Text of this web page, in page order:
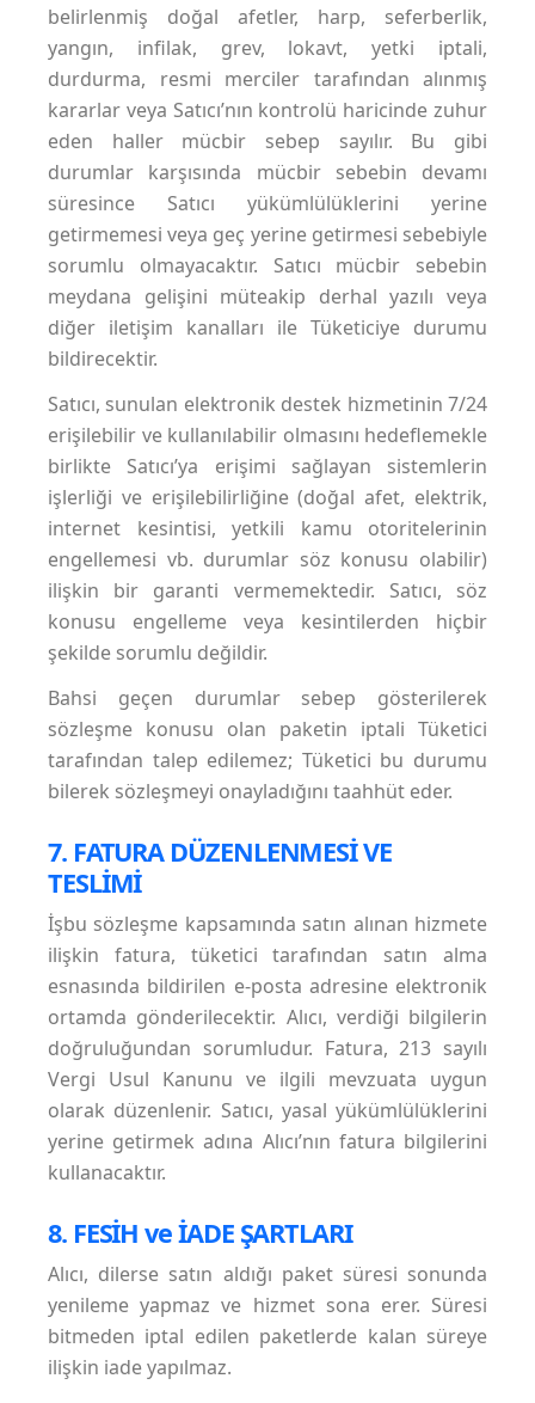
belirlenmiş doğal afetler, harp, seferberlik,
yangın, infilak, grev, lokavt, yetki iptali,
durdurma, resmi merciler tarafından alınmış
kararlar veya Satıcı’nın kontrolü haricinde zuhur
eden haller mücbir sebep sayılır. Bu gibi
durumlar karşısında mücbir sebebin devamı
süresince Satıcı yükümlülüklerini yerine
getirmemesi veya geç yerine getirmesi sebebiyle
sorumlu olmayacaktır. Satıcı mücbir sebebin
meydana gelişini müteakip derhal yazılı veya
diğer iletişim kanalları ile Tüketiciye durumu
bildirecektir.
Satıcı, sunulan elektronik destek hizmetinin 7/24
erişilebilir ve kullanılabilir olmasını hedeflemekle
birlikte Satıcı’ya erişimi sağlayan sistemlerin
işlerliği ve erişilebilirliğine (doğal afet, elektrik,
internet kesintisi, yetkili kamu otoritelerinin
engellemesi vb. durumlar söz konusu olabilir)
ilişkin bir garanti vermemektedir. Satıcı, söz
konusu engelleme veya kesintilerden hiçbir
şekilde sorumlu değildir.
Bahsi geçen durumlar sebep gösterilerek
sözleşme konusu olan paketin iptali Tüketici
tarafından talep edilemez; Tüketici bu durumu
bilerek sözleşmeyi onayladığını taahhüt eder.
7. FATURA DÜZENLENMESİ VE
TESLİMİ
İşbu sözleşme kapsamında satın alınan hizmete
ilişkin fatura, tüketici tarafından satın alma
esnasında bildirilen e-posta adresine elektronik
ortamda gönderilecektir. Alıcı, verdiği bilgilerin
doğruluğundan sorumludur. Fatura, 213 sayılı
Vergi Usul Kanunu ve ilgili mevzuata uygun
olarak düzenlenir. Satıcı, yasal yükümlülüklerini
yerine getirmek adına Alıcı’nın fatura bilgilerini
kullanacaktır.
8. FESİH ve İADE ŞARTLARI
Alıcı, dilerse satın aldığı paket süresi sonunda
yenileme yapmaz ve hizmet sona erer. Süresi
bitmeden iptal edilen paketlerde kalan süreye
ilişkin iade yapılmaz.